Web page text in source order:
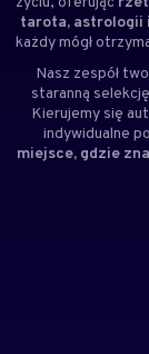
tarota, astrologii
każdy mógł
Nasz zespół
staranną
Kierujemy się
indywidualne
miejsce, gdzie